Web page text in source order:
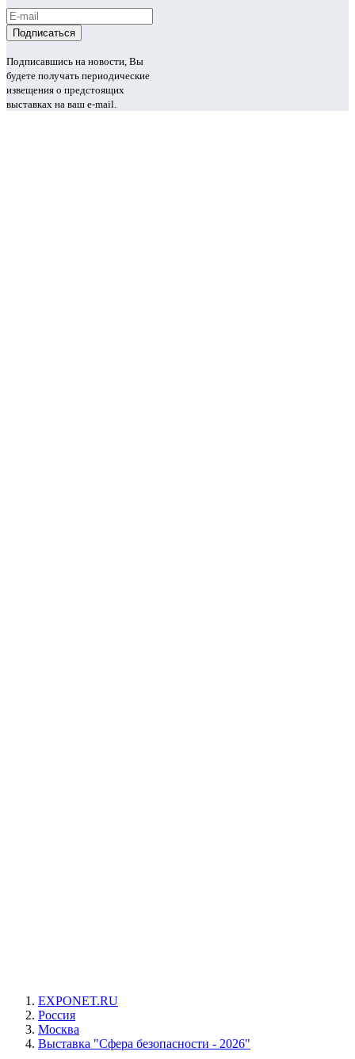
Подписавшись на новости, Вы
будете получать периодические
извещения о предстоящих
выставках на ваш e-mail.
EXPONET.RU
Россия
Москва
Выставка "Сфера безопасности - 2026"